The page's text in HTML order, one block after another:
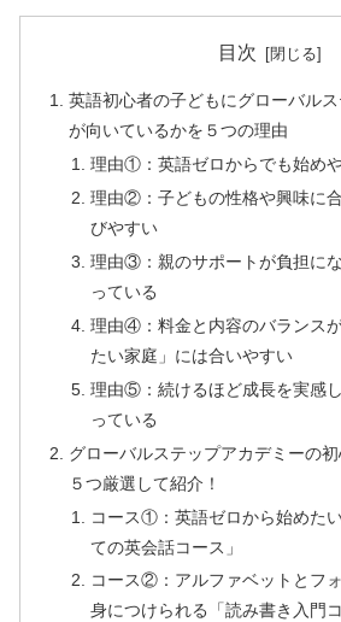
目次
英語初心者の子どもにグローバル
が向いているかを５つの理由
理由①：英語ゼロからでも始め
理由②：子どもの性格や興味に
びやすい
理由③：親のサポートが負担に
っている
理由④：料金と内容のバランス
たい家庭」には合いやすい
理由⑤：続けるほど成長を実感
っている
グローバルステップアカデミーの
５つ厳選して紹介！
コース①：英語ゼロから始めた
ての英会話コース」
コース②：アルファベットとフ
身につけられる「読み書き入門コ